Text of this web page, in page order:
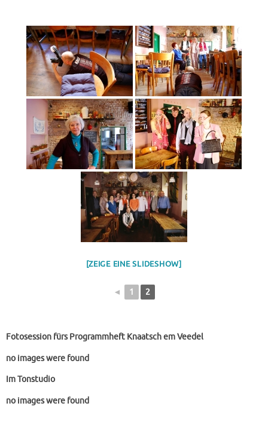
[ZEIGE EINE SLIDESHOW]
◄ 1 2
Fotosession fürs Programmheft Knaatsch em Veedel
no images were found
Im Tonstudio
no images were found